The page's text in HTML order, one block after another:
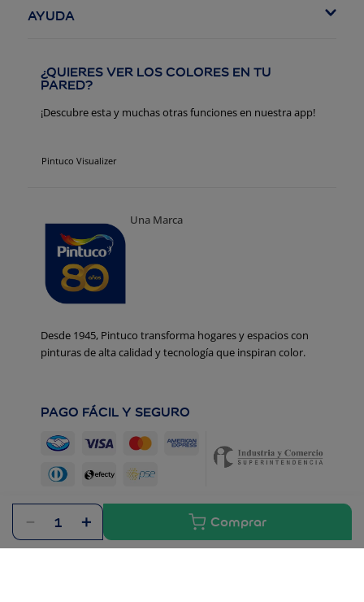
＋
－
Favoritos
Configurar Cookies
AYUDA
SAC Akzonobel
¿QUIERES VER LOS COLORES EN TU
PARED?
¡Descubre esta y muchas otras funciones en nuestra app!
Pintuco Visualizer
Desde 1945, Pintuco transforma hogares y espacios con
pinturas de alta calidad y tecnología que inspiran color.
PAGO FÁCIL Y SEGURO
Copyright @ AkzoNobel Paints 2024